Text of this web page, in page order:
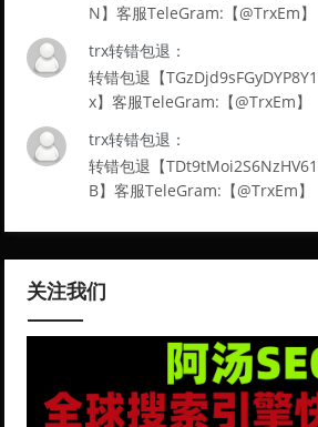
N】客服TeleGram:【@TrxEm】
trx转错包退：
转错包退【
x】客服TeleGram:【@TrxEm】
trx转错包退：
转错包退【
B】客服TeleGram:【@TrxEm】
关注我们